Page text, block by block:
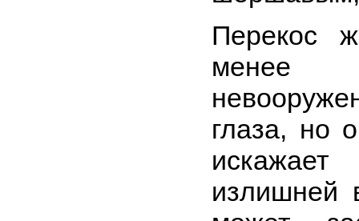
Перекос
менее
глаза, но
излишней